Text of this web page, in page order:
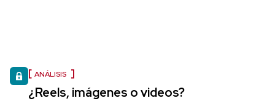
ANÁLISIS
¿Reels, imágenes o videos?